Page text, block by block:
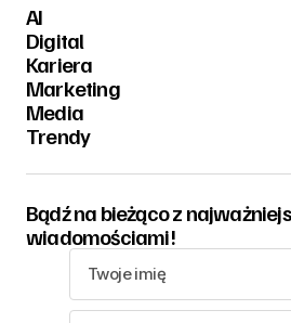
AI
Digital
Kariera
Marketing
Media
Trendy
Bądź na bieżąco z
wiadomościami!